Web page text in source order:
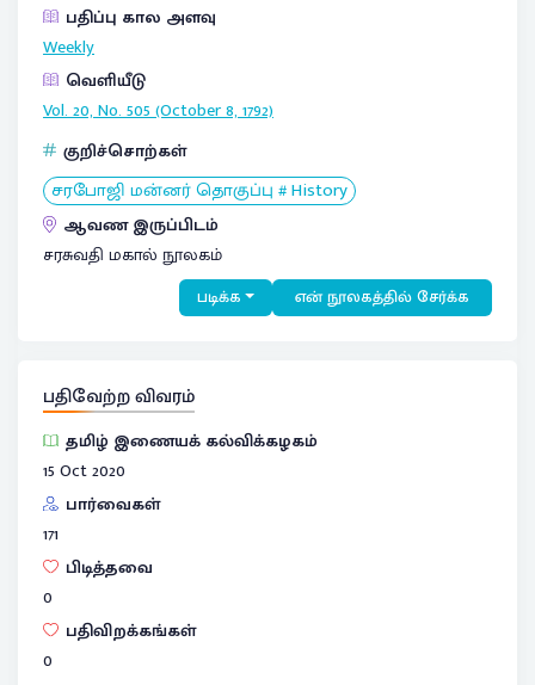
பதிப்பு கால அளவு
Weekly
வெளியீடு
Vol. 20, No. 505 (October 8, 1792)
குறிச்சொற்கள்
சரபோஜி மன்னர் தொகுப்பு # History
ஆவண இருப்பிடம்
சரசுவதி மகால் நூலகம்
படிக்க என் நூலகத்தில் சேர்க்க
பதிவேற்ற விவரம்
தமிழ் இணையக் கல்விக்கழகம்
15 Oct 2020
பார்வைகள்
171
பிடித்தவை
0
பதிவிறக்கங்கள்
0